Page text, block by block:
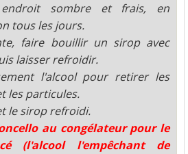
sombre et frais, en
tous les jours.
faire bouillir un sirop avec
laisser refroidir.
l'alcool pour retirer les
les particules.
le sirop refroidi.
au congélateur pour le
(l'alcool l'empêchant de